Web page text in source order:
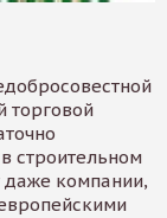
торговой
строительном
даже компании,